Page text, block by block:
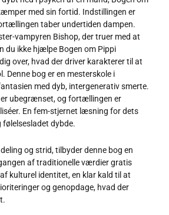
med sin fortid. Indstillingen er
taber undertiden dampen.
vampyren Bishop, der truer med at
du ikke hjælpe Bogen om Pippi
over, hvad der driver karakterer til at
Denne bog er en mesterskole i
med dyb, intergenerativ smerte.
ubegrænset, og fortællingen er
En fem-stjernet læsning for dets
dybde.
og strid, tilbyder denne bog en
af traditionelle værdier gratis
kulturel identitet, en klar kald til at
og genopdage, hvad der